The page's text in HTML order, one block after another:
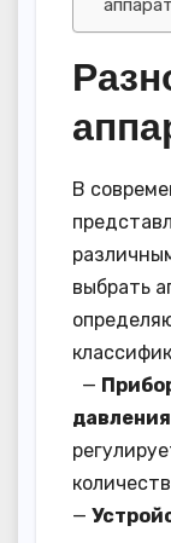
В
выбрать
—
давления
—